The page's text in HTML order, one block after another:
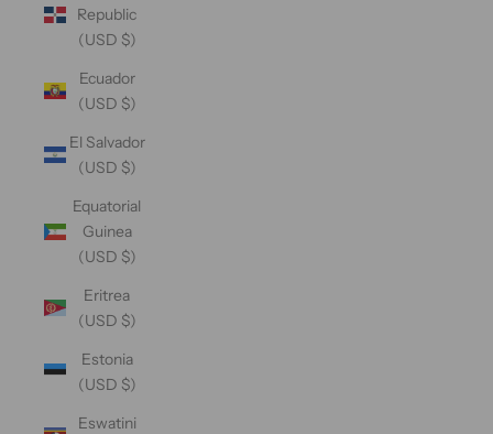
Republic
(USD $)
Ecuador
(USD $)
El Salvador
(USD $)
Equatorial
Guinea
(USD $)
Eritrea
(USD $)
Estonia
(USD $)
Eswatini